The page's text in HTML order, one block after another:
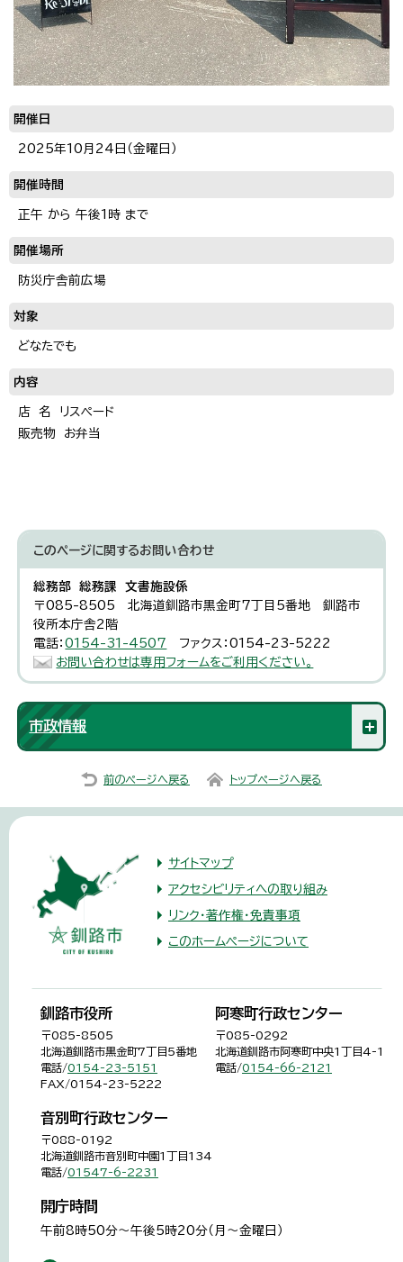
開催日
2025年10月24日（金曜日）
開催時間
正午 から 午後1時 まで
開催場所
防災庁舎前広場
対象
どなたでも
内容
店 名 リスペード
販売物 お弁当
このページに関するお問い合わせ
総務部 総務課 文書施設係
〒085-8505 北海道釧路市黒金町7丁目5番地 釧路市
役所本庁舎2階
電話：0154-31-4507
ファクス：0154-23-5222
お問い合わせは専用フォームをご利用ください。
市政情報
前のページへ戻る トップページへ戻る
サイトマップ
アクセシビリティへの取り組み
リンク・著作権・免責事項
このホームページについて
釧路市役所
〒085-8505
北海道釧路市黒金町7丁目5番地
電話/0154-23-5151
FAX/0154-23-5222
阿寒町行政センター
〒085-0292
北海道釧路市阿寒町中央1丁目4-1
電話/0154-66-2121
音別町行政センター
〒088-0192
北海道釧路市音別町中園1丁目134
電話/01547-6-2231
開庁時間
午前8時50分～午後5時20分（月～金曜日）